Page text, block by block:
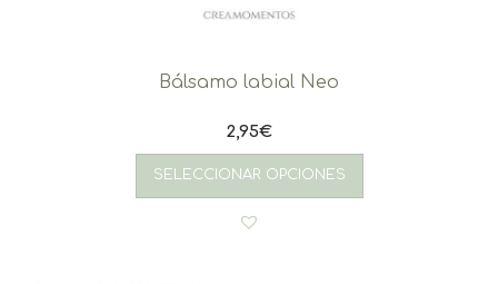
Bálsamo labial Neo
2,95€
SELECCIONAR OPCIONES